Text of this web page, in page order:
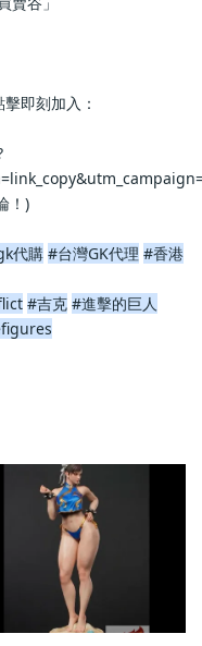
即刻加入：
！)
代購 #台灣GK代理 #香港
#吉克 #進擊的巨人